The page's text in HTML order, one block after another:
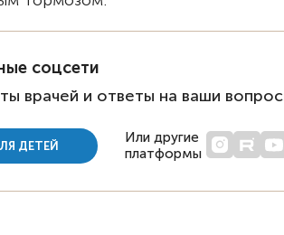
соцсети
врачей и ответы на ваши
ДЕТЕЙ
Или другие
платформы